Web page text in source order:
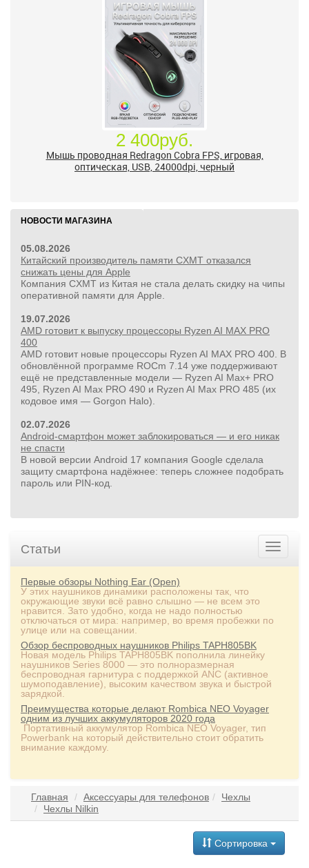
2 400руб.
Мышь проводная Redragon Cobra FPS, игровая,
оптическая, USB, 24000dpi, черный
НОВОСТИ МАГАЗИНА
05.08.2026
Китайский производитель памяти CXMT отказался
снижать цены для Apple
Компания CXMT из Китая не стала делать скидку на чипы
оперативной памяти для Apple.
19.07.2026
AMD готовит к выпуску процессоры Ryzen AI MAX PRO
400
AMD готовит новые процессоры Ryzen AI MAX PRO 400. В
обновлённой программе ROCm 7.14 уже поддерживают
ещё не представленные модели — Ryzen AI Max+ PRO
495, Ryzen AI Max PRO 490 и Ryzen AI Max PRO 485 (их
кодовое имя — Gorgon Halo).
02.07.2026
Android-смартфон может заблокироваться — и его никак
не спасти
В новой версии Android 17 компания Google сделала
защиту смартфона надёжнее: теперь сложнее подобрать
пароль или PIN‑код.
Статьи
Первые обзоры Nothing Ear (Open)
У этих наушников динамики расположены так, что
окружающие звуки всё равно слышно — не всем это
нравится. Зато удобно, когда не надо полностью
отключаться от мира: например, во время пробежки по
улице или на совещании.
Обзор беспроводных наушников Philips TAPH805BK
Новая модель Philips TAPH805BK пополнила линейку
наушников Series 8000 — это полноразмерная
беспроводная гарнитура с поддержкой ANC (активное
шумоподавление), высоким качеством звука и быстрой
зарядкой.
Преимущества которые делают Rombica NEO Voyager
одним из лучших аккумуляторов 2020 года
Портативный аккумулятор Rombica NEO Voyager, тип
Powerbank на который действительно стоит обратить
внимание каждому.
Главная Аксессуары для телефонов
Чехлы
Чехлы Nilkin
Сортировка